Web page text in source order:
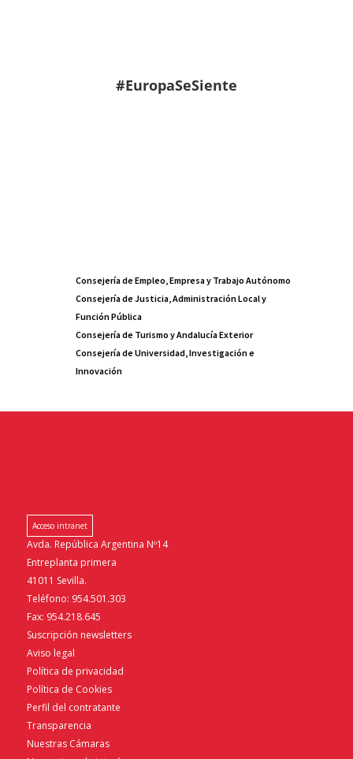
#EuropaSeSiente
Consejería de Empleo, Empresa y Trabajo Autónomo
Consejería de Justicia, Administración Local y
Función Pública
Consejería de Turismo y Andalucía Exterior
Consejería de Universidad, Investigación e
Innovación
Acceso intranet
Avda. República Argentina Nº14
Entreplanta primera
41011 Sevilla.
Teléfono: 954.501.303
Fax: 954.218.645
Suscripción newsletters
Aviso legal
Política de privacidad
Política de Cookies
Perfil del contratante
Transparencia
Nuestras Cámaras